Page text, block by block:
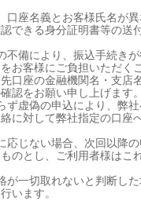
口座名義とお客様氏名が
できる身分証明書等の送
不備により、振込手続き
お客様にご負担いただく
口座の金融機関名・支店
認をお願い申し上げます。
ず虚偽の申込により、弊
に対して弊社指定の口座
応じない場合、次回以降
のとし、ご利用者様はこ
が一切取れないと判断し
います。